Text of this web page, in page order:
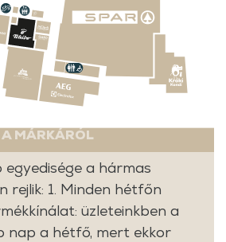
A MÁRKÁRÓL
egyedisége a hármas
rejlik: 1. Minden hétfőn
üzleteinkben a
nap a hétfő, mert ekkor